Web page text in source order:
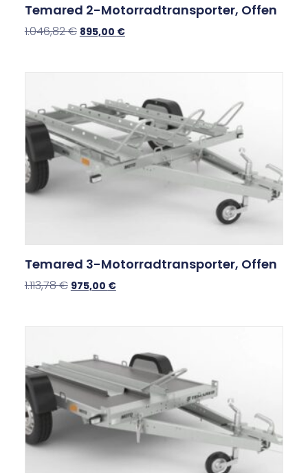
Temared 2-Motorradtransporter, Offen
1.046,82€ 895,00 €
Temared 3-Motorradtransporter, Offen
1.113,78€ 975,00 €